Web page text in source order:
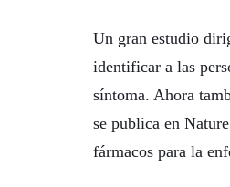
Un gran estudio
identificar a las
síntoma. Ahora
se publica en
fármacos para la